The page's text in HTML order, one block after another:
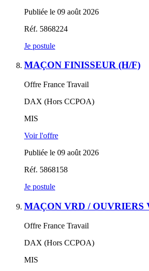
Publiée le 09 août 2026
Réf. 5868224
Je postule
MAÇON FINISSEUR (H/F)
Offre France Travail
DAX (Hors CCPOA)
MIS
Voir l'offre
Publiée le 09 août 2026
Réf. 5868158
Je postule
MAÇON VRD / OUVRIERS
Offre France Travail
DAX (Hors CCPOA)
MIS